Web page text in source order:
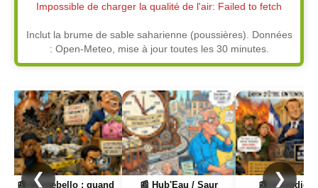
Impossible de charger la qualité de l'air: Failed to fetch
Inclut la brume de sable saharienne (poussières). Données
: Open-Meteo, mise à jour toutes les 30 minutes.
❮
Page
📰 Hub'Eau / Saur
Page
📰 Incendies en
Page
📰 Alexandra
❯